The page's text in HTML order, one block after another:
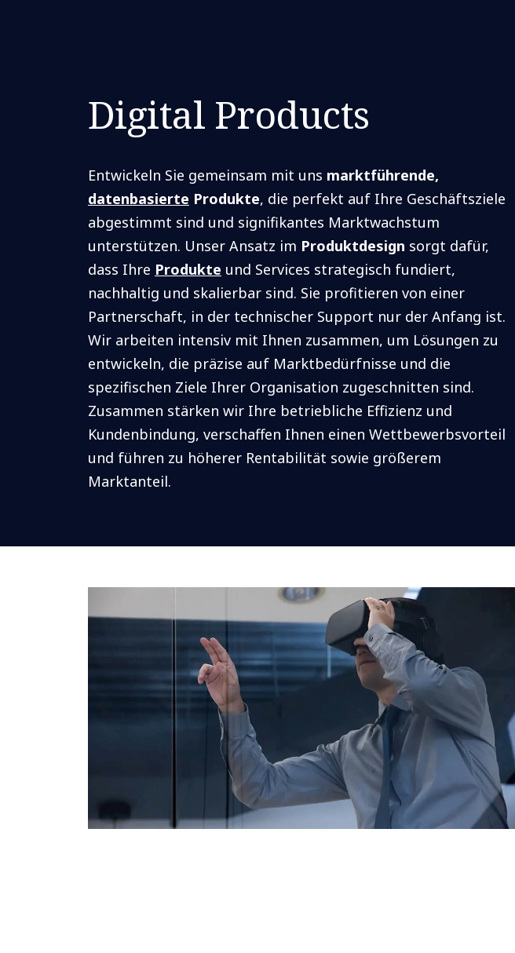
Digital Products
Entwickeln Sie gemeinsam mit uns marktführende,
datenbasierte Produkte, die perfekt auf Ihre Geschäftsziele
abgestimmt sind und signifikantes Marktwachstum
unterstützen. Unser Ansatz im Produktdesign sorgt dafür,
dass Ihre Produkte und Services strategisch fundiert,
nachhaltig und skalierbar sind. Sie profitieren von einer
Partnerschaft, in der technischer Support nur der Anfang ist.
Wir arbeiten intensiv mit Ihnen zusammen, um Lösungen zu
entwickeln, die präzise auf Marktbedürfnisse und die
spezifischen Ziele Ihrer Organisation zugeschnitten sind.
Zusammen stärken wir Ihre betriebliche Effizienz und
Kundenbindung, verschaffen Ihnen einen Wettbewerbsvorteil
und führen zu höherer Rentabilität sowie größerem
Marktanteil.